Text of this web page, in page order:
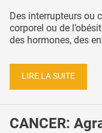
Des interrupteurs ou
corporel ou de
des hormones, des
LIRE LA SUITE
CANCER: